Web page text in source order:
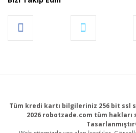
Tüm kredi kartı bilgileriniz 256 bit ssl
2026 robotzade.com tüm hakları